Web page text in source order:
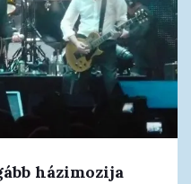
házimozija